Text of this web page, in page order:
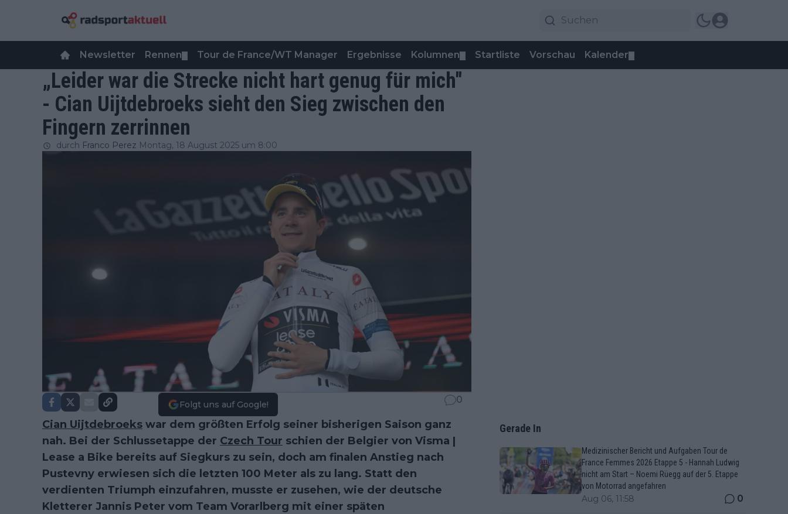
Newsletter Rennen Tour de France/WT Manager Ergebnisse Kolumnen Startliste Vorschau Kalender
„Leider war die Strecke nicht hart genug für mich"
- Cian Uijtdebroeks sieht den Sieg zwischen den
Fingern zerrinnen
durch Franco Perez Montag, 18 August 2025 um 8:00
Folgt uns auf Google! 0
Cian Uijtdebroeks war dem größten Erfolg seiner bisherigen Saison ganz
nah. Bei der Schlussetappe der Czech Tour schien der Belgier von Visma |
Lease a Bike bereits auf Siegkurs zu sein, doch am finalen Anstieg nach
Pustevny erwiesen sich die letzten 100 Meter als zu lang. Statt den
verdienten Triumph einzufahren, musste er zusehen, wie der deutsche
Kletterer Jannis Peter vom Team Vorarlberg mit einer späten
Gerade In
Medizinischer Bericht und Aufgaben Tour de
France Femmes 2026 Etappe 5 - Hannah Ludwig
nicht am Start – Noemi Rüegg auf der 5. Etappe
von Motorrad angefahren
Aug 06, 11:58 0